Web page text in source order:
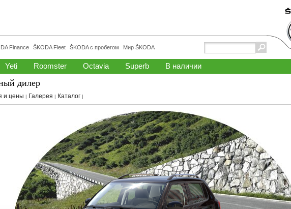
Finance ŠKODA Fleet ŠKODA с пробегом Мир ŠKODA
Yeti Roomster Octavia Superb В наличии
дилер
и цены | Галерея | Каталог |